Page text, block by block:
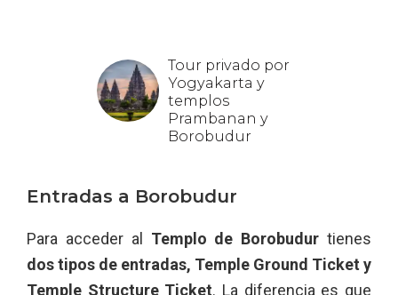
Entradas a Borobudur
Para acceder al Templo de Borobudur tienes
dos tipos de entradas, Temple Ground Ticket y
Temple Structure Ticket. La diferencia es que